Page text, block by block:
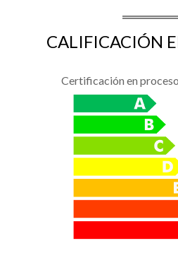
CALIFICACIÓN
Certificación en